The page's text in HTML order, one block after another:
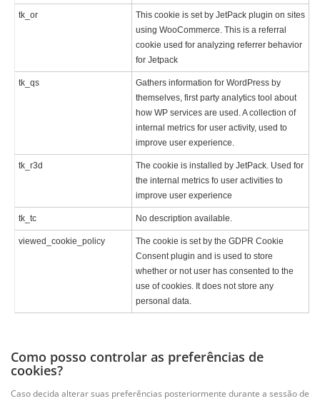
tk_or
This cookie is set by JetPack plugin on sites
using WooCommerce. This is a referral
cookie used for analyzing referrer behavior
for Jetpack
tk_qs
Gathers information for WordPress by
themselves, first party analytics tool about
how WP services are used. A collection of
internal metrics for user activity, used to
improve user experience.
tk_r3d
The cookie is installed by JetPack. Used for
the internal metrics fo user activities to
improve user experience
tk_tc No description available.
viewed_cookie_policy
The cookie is set by the GDPR Cookie
Consent plugin and is used to store
whether or not user has consented to the
use of cookies. It does not store any
personal data.
Como posso controlar as preferências de
cookies?
Caso decida alterar suas preferências posteriormente durante a sessão de